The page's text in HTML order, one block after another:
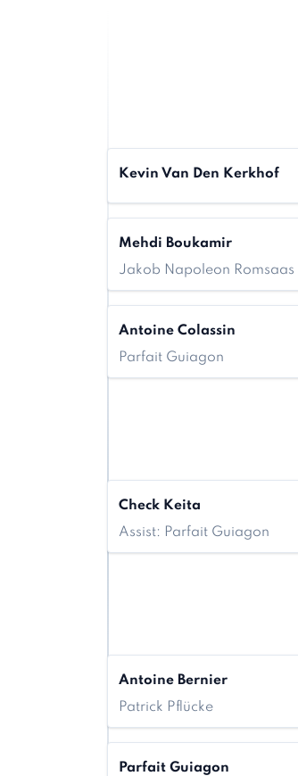
Kevin Van Den Kerkhof
Mehdi Boukamir
Jakob Napoleon Romsaas
Antoine Colassin
Parfait Guiagon
Check Keita
Assist: Parfait Guiagon
Antoine Bernier
Patrick Pflücke
Parfait Guiagon